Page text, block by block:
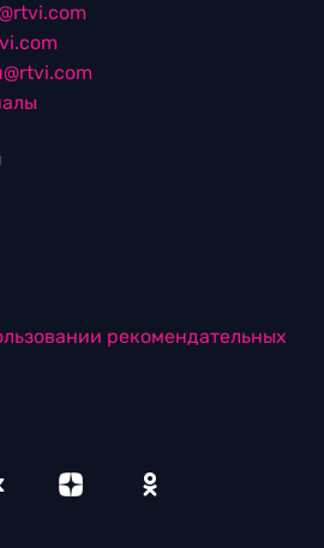
рекомендательных